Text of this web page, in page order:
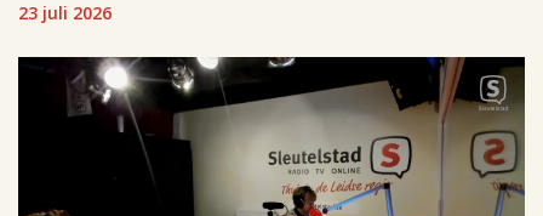
23 juli 2026